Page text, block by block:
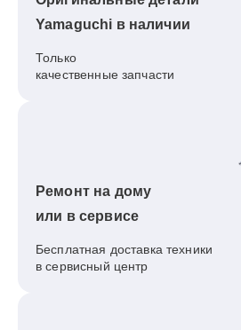
Yamaguchi в наличии
Только
качественные запчасти
Ремонт на дому
или в сервисе
Бесплатная доставка техники
в сервисный центр